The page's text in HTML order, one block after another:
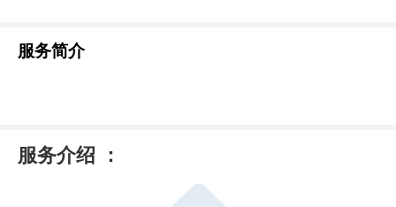
服务简介
服务介绍 ：